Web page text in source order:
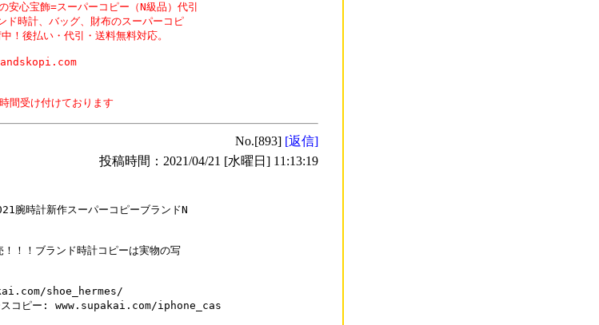
安心宝飾=スーパーコピー（N級品）代引
ド時計、バッグ、財布のスーパーコピ
！後払い・代引・送料無料対応。
間受け付けております
No.[893] [返信]
投稿時間：2021/04/21 [水曜日] 11:13:19
腕時計新作スーパーコピーブランドN
！！ブランド時計コピーは実物の写
shoe_hermes/
スコピー: www.supakai.com/iphone_cas